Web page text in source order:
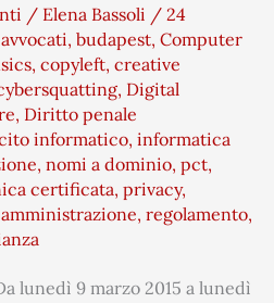
/ Elena Bassoli / 24
avvocati, budapest, Computer
, copyleft, creative
, Digital
, Diritto penale
informatico, informatica
, nomi a dominio, pct,
certificata, privacy,
, regolamento,
lunedì 9 marzo 2015 a lunedì